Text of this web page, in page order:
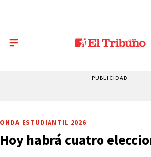
PUBLICIDAD
ONDA ESTUDIANTIL 2026
Hoy habrá cuatro